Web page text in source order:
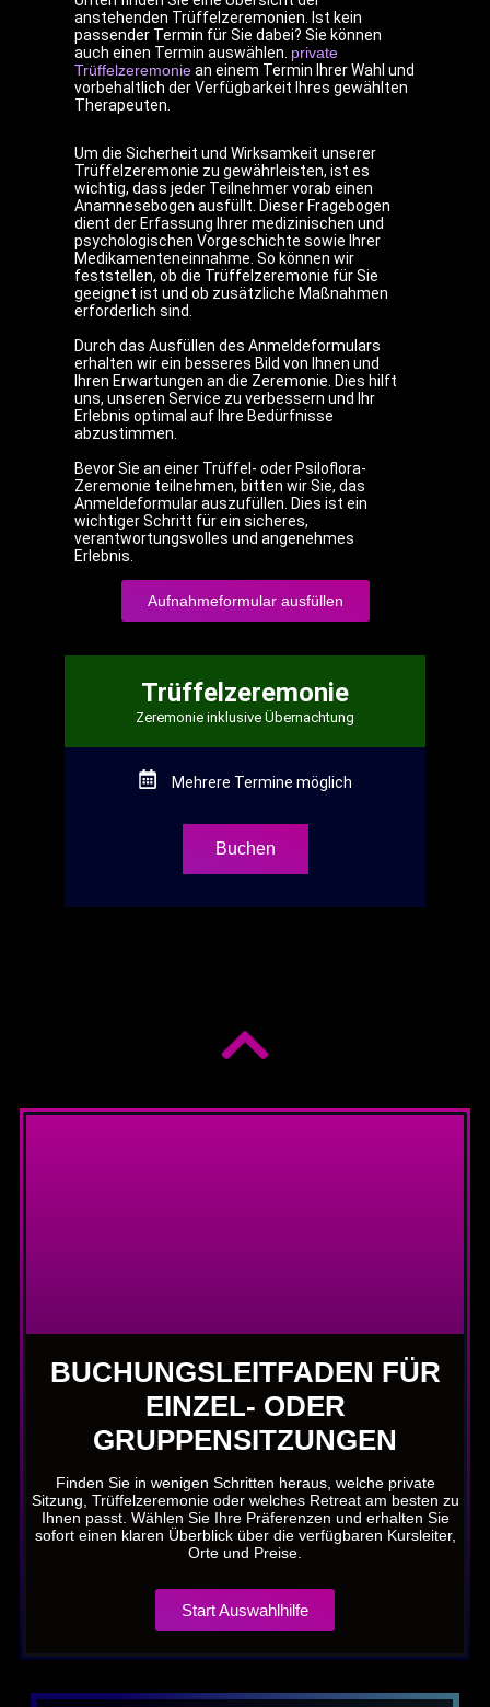
anstehenden Trüffelzeremonien. Ist kein
passender Termin für Sie dabei? Sie können
auch einen Termin auswählen. private
Trüffelzeremoniean einem Termin Ihrer Wahl und
vorbehaltlich der Verfügbarkeit Ihres gewählten
Therapeuten.
Um die Sicherheit und Wirksamkeit unserer
Trüffelzeremonie zu gewährleisten, ist es
wichtig, dass jeder Teilnehmer vorab einen
Anamnesebogen ausfüllt. Dieser Fragebogen
dient der Erfassung Ihrer medizinischen und
psychologischen Vorgeschichte sowie Ihrer
Medikamenteneinnahme. So können wir
feststellen, ob die Trüffelzeremonie für Sie
geeignet ist und ob zusätzliche Maßnahmen
erforderlich sind.
Durch das Ausfüllen des Anmeldeformulars
erhalten wir ein besseres Bild von Ihnen und
Ihren Erwartungen an die Zeremonie. Dies hilft
uns, unseren Service zu verbessern und Ihr
Erlebnis optimal auf Ihre Bedürfnisse
abzustimmen.
Bevor Sie an einer Trüffel- oder Psiloflora-
Zeremonie teilnehmen, bitten wir Sie, das
Anmeldeformular auszufüllen. Dies ist ein
wichtiger Schritt für ein sicheres,
verantwortungsvolles und angenehmes
Erlebnis.
Aufnahmeformular ausfüllen
Trüffelzeremonie
Zeremonie inklusive Übernachtung
Mehrere Termine möglich
Buchen
BUCHUNGSLEITFADEN FÜR
EINZEL- ODER
GRUPPENSITZUNGEN
Finden Sie in wenigen Schritten heraus, welche private
Sitzung, Trüffelzeremonie oder welches Retreat am besten zu
Ihnen passt. Wählen Sie Ihre Präferenzen und erhalten Sie
sofort einen klaren Überblick über die verfügbaren Kursleiter,
Orte und Preise.
Start Auswahlhilfe